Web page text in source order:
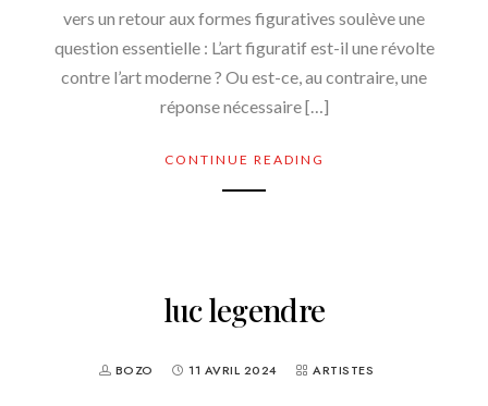
vers un retour aux formes figuratives soulève une
question essentielle : L’art figuratif est-il une révolte
contre l’art moderne ? Ou est-ce, au contraire, une
réponse nécessaire […]
CONTINUE READING
luc legendre
BOZO 11 AVRIL 2024 ARTISTES